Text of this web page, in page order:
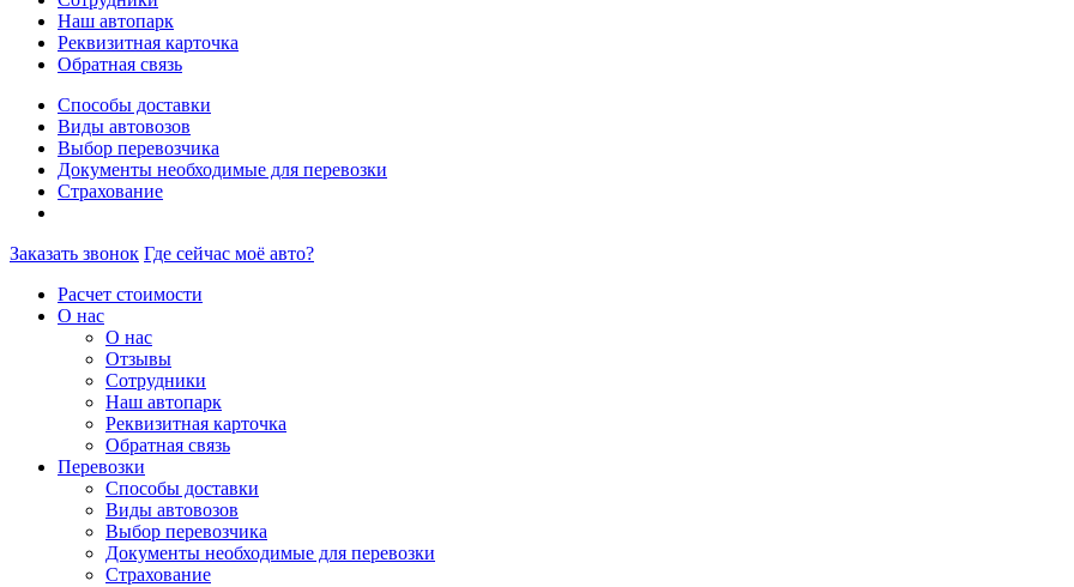
Наш автопарк
Реквизитная карточка
Обратная связь
Способы доставки
Виды автовозов
Выбор перевозчика
Документы необходимые для перевозки
Страхование
Заказать звонок Где сейчас моё авто?
Расчет стоимости
О нас
О нас
Отзывы
Сотрудники
Наш автопарк
Реквизитная карточка
Обратная связь
Перевозки
Способы доставки
Виды автовозов
Выбор перевозчика
Документы необходимые для перевозки
Страхование